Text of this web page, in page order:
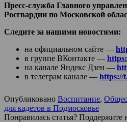
Пресс-служба Главного
Росгвардии по Московской
Следите за нашими новостями:
на официальном сайте —
в группе ВКонтакте —
на канале Яндекс Дзен —
в телеграм канале — https://
Опубликовано Воспитание,
для кадетов в Подмосковье
Понравилась статья? Поддержите